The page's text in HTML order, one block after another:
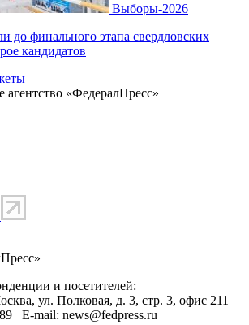
Выборы-2026
до финального этапа свердловских
кандидатов
«ФедералПресс»
»
и посетителей:
, ул. Полковая, д. 3, стр. 3, офис 211
E-mail: news@fedpress.ru